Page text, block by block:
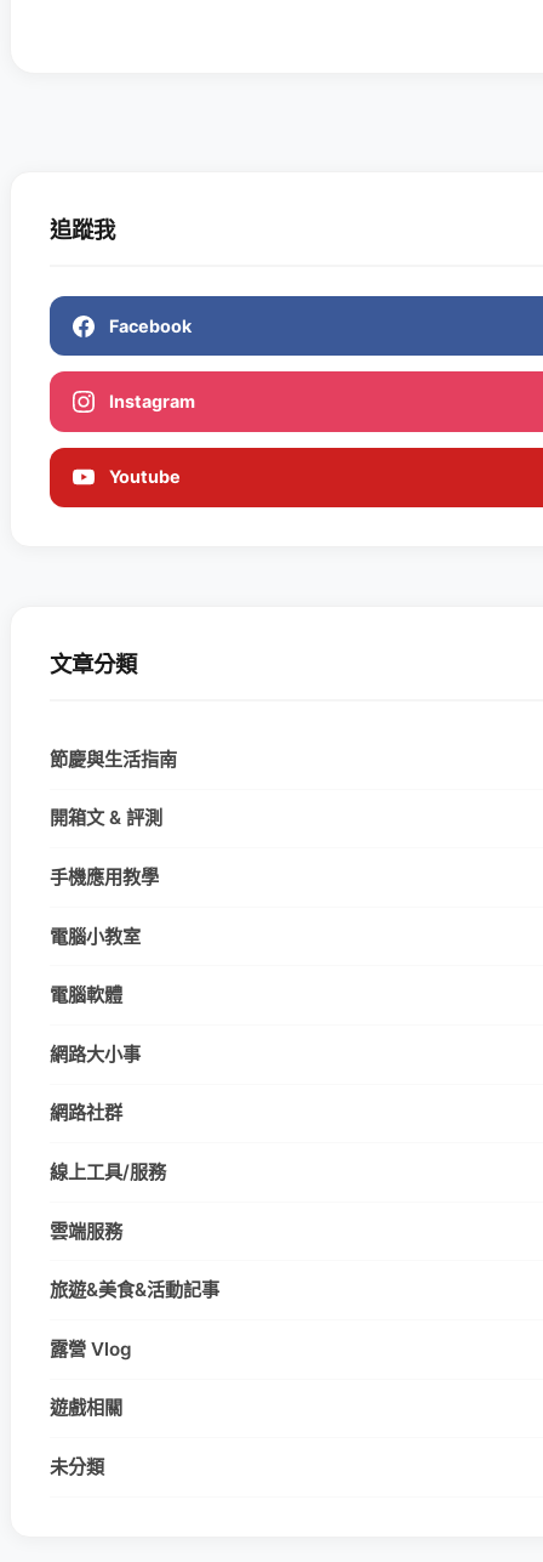
追蹤我
Facebook
Instagram
Youtube
文章分類
節慶與生活指南
開箱文 & 評測
手機應用教學
電腦小教室
電腦軟體
網路大小事
網路社群
線上工具/服務
雲端服務
旅遊&美食&活動記事
露營 Vlog
遊戲相關
未分類